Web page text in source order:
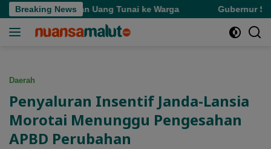
Langsung
ke
Breaking News
Roda dan Uang Tunai ke Warga Gubernur Sherly
Daerah
Penyaluran Insentif Janda-Lansia
Morotai Menunggu Pengesahan
APBD Perubahan